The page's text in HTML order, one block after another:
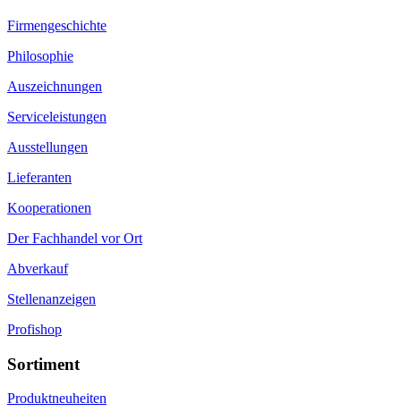
Firmengeschichte
Philosophie
Auszeichnungen
Serviceleistungen
Ausstellungen
Lieferanten
Kooperationen
Der Fachhandel vor Ort
Abverkauf
Stellenanzeigen
Profishop
Sortiment
Produktneuheiten